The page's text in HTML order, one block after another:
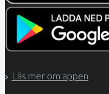
Läs mer om appen